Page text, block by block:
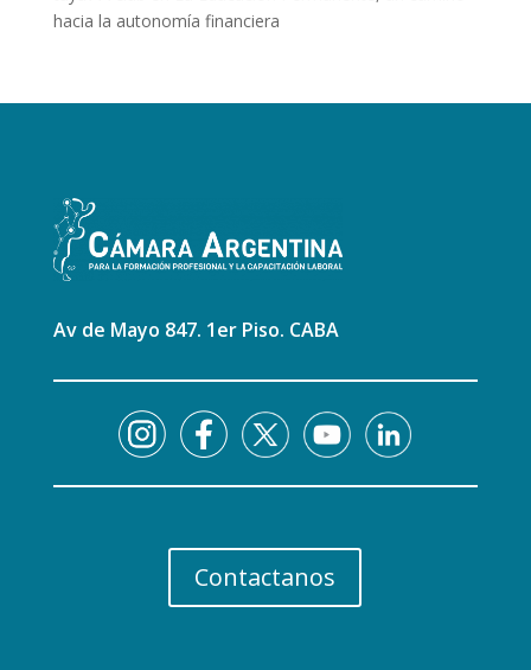
hacia la autonomía financiera
Av de Mayo 847. 1er Piso. CABA
Contactanos